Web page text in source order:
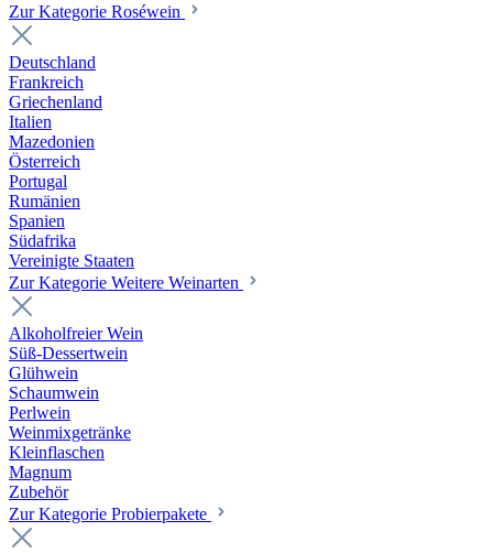
Zur Kategorie Roséwein
Deutschland
Frankreich
Griechenland
Italien
Mazedonien
Österreich
Portugal
Rumänien
Spanien
Südafrika
Vereinigte Staaten
Zur Kategorie Weitere Weinarten
Alkoholfreier Wein
Süß-Dessertwein
Glühwein
Schaumwein
Perlwein
Weinmixgetränke
Kleinflaschen
Magnum
Zubehör
Zur Kategorie Probierpakete